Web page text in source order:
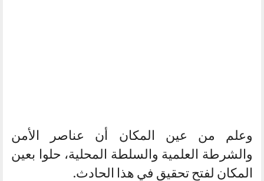
وعلم من عين المكان أن عناصر الأمن
والشرطة العلمية والسلطة المحلية، حلوا بعين
المكان لفتح تحقيق في هذا الحادث.